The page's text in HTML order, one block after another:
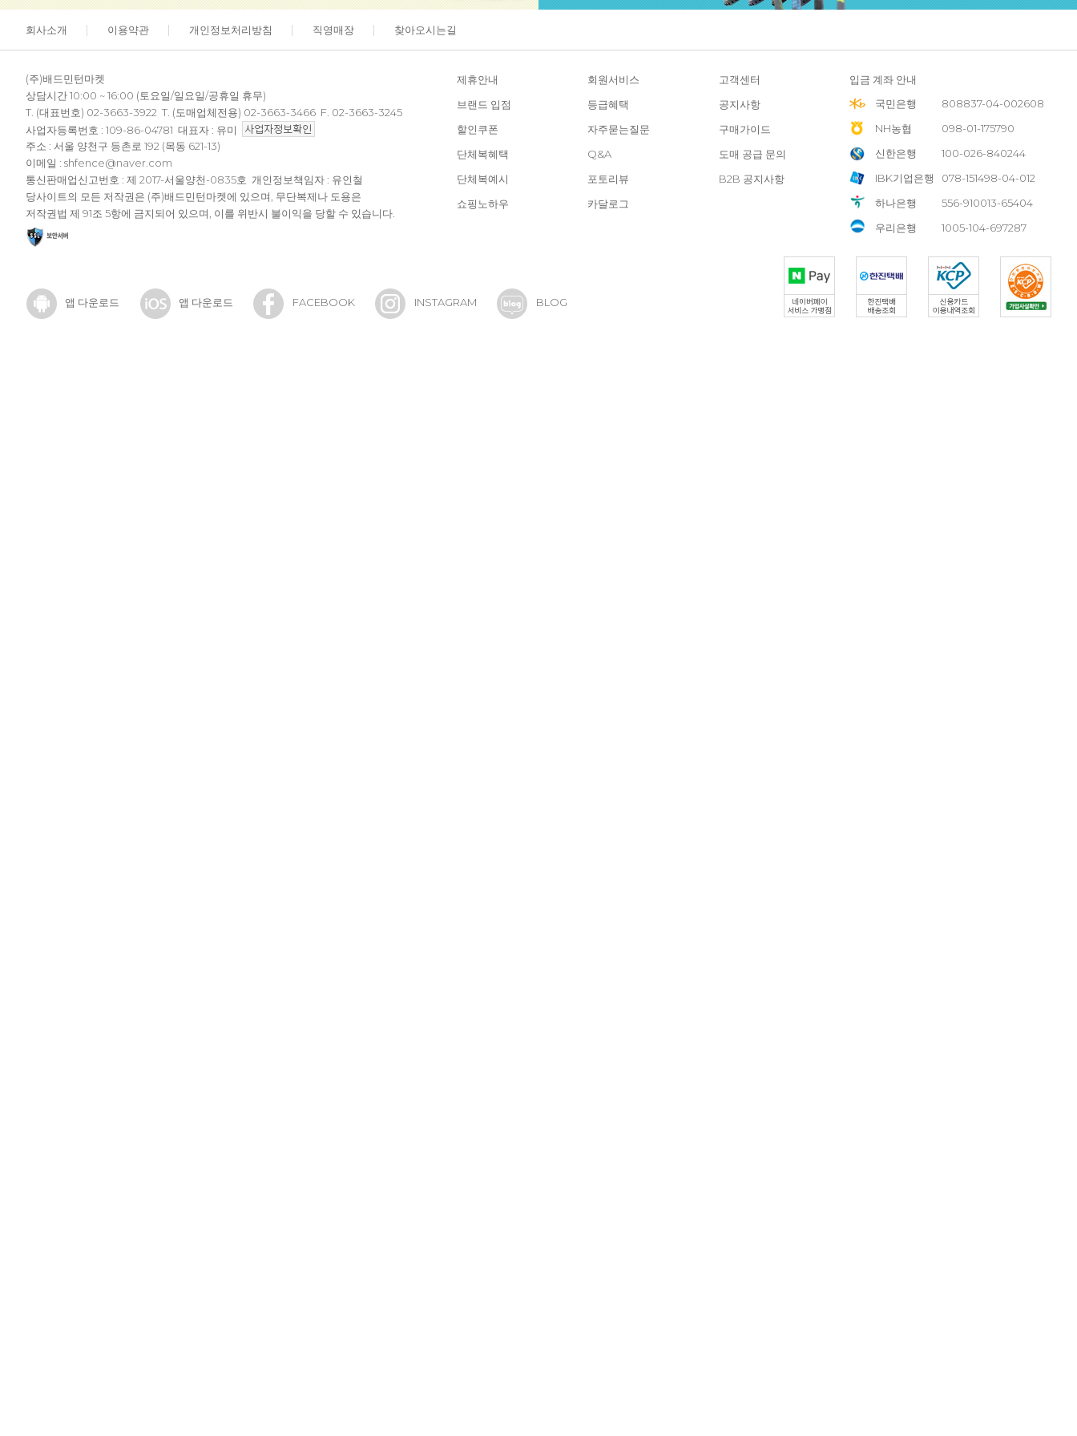
회사소개 이용약관 개인정보처리방침 직영매장 찾아오시는길
(주)배드민턴마켓
상담시간 10:00 ~ 16:00 (토요일/일요일/공휴일 휴무)
T. (대표번호) 02-3663-3922 T. (도매업체전용) 02-3663-3466 F. 02-3663-3245
사업자등록번호 : 109-86-04781 대표자 : 유미
주소 : 서울 양천구 등촌로 192 (목동 621-13)
이메일 : shfence@naver.com
통신판매업신고번호 : 제 2017-서울양천-0835호 개인정보책임자 : 유인철
당사이트의 모든 저작권은 (주)배드민턴마켓에 있으며, 무단복제나 도용은
저작권법 제 91조 5항에 금지되어 있으며, 이를 위반시 불이익을 당할 수 있습니다.
제휴안내 회원서비스
고객센터
브랜드 입점
등급혜택
공지사항
할인쿠폰
자주묻는질문
구매가이드
단체복혜택
Q&A
도매 공급 문의
단체복예시
포토리뷰
B2B 공지사항
쇼핑노하우
카달로그
입금 계좌 안내
국민은행
808837-04-002608
NH농협
098-01-175790
신한은행
100-026-840244
IBK기업은행
078-151498-04-012
하나은행
556-910013-65404
우리은행
1005-104-697287
앱 다운로드 앱 다운로드 FACEBOOK INSTAGRAM BLOG